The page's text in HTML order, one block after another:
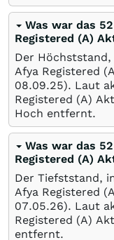
Was war das
Registered (A)
Der
Afya Registered
08.09.25). Laut
Registered (A)
Hoch entfernt.
Was war das
Registered (A)
Der Tiefststand,
Afya Registered
07.05.26). Laut
Registered (A)
entfernt.